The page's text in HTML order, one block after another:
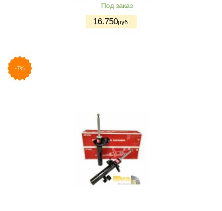
Под заказ
16.750руб.
-7%